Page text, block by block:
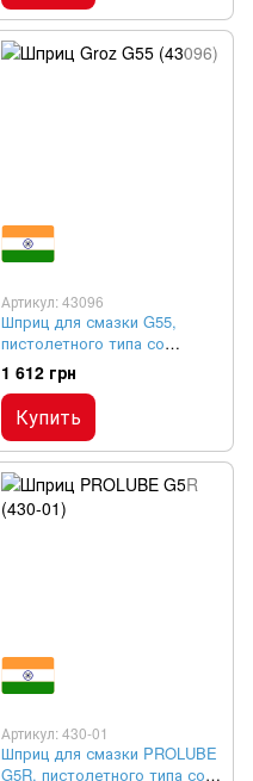
Артикул: 43096
Шприц для смазки G55,
пистолетного типа со
шлангом, 345 бар
1 612 грн
Купить
Артикул: 430-01
Шприц для смазки PROLUBE
G5R, пистолетного типа со